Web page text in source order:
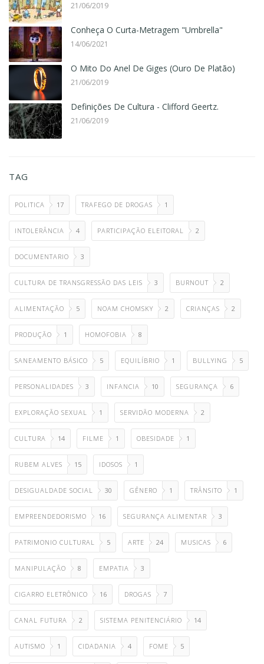
21/06/2019
Conheça O Curta-Metragem "Umbrella"
14/06/2021
O Mito Do Anel De Giges (Ouro De Platão)
21/06/2019
Definições De Cultura - Clifford Geertz.
21/06/2019
TAG
POLITICA 17 TRAFEGO DE DROGAS 1
INTOLERÂNCIA 4 PARTICIPAÇÃO ELEITORAL 2
DOCUMENTARIO 3
CULTURA DE TRANSGRESSÃO DAS LEIS 3 BURNOUT 2
ALIMENTAÇÃO 5 NOAM CHOMSKY 2 CRIANÇAS 2
PRODUÇÃO 1 HOMOFOBIA 8
SANEAMENTO BÁSICO 5 EQUILÍBRIO 1 BULLYING 5
PERSONALIDADES 3 INFANCIA 10 SEGURANÇA 6
EXPLORAÇÃO SEXUAL 1 SERVIDÃO MODERNA 2
CULTURA 14 FILME 1 OBESIDADE 1
RUBEM ALVES 15 IDOSOS 1
DESIGUALDADE SOCIAL 30 GÊNERO 1 TRÂNSITO 1
EMPREENDEDORISMO 16 SEGURANÇA ALIMENTAR 3
PATRIMONIO CULTURAL 5 ARTE 24 MUSICAS 6
MANIPULAÇÃO 8 EMPATIA 3
CIGARRO ELETRÔNICO 16 DROGAS 7
CANAL FUTURA 2 SISTEMA PENITENCIÁRIO 14
AUTISMO 1 CIDADANIA 4 FOME 5